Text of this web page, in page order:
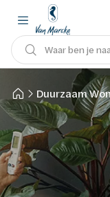
Waar ben je
Duurzaam